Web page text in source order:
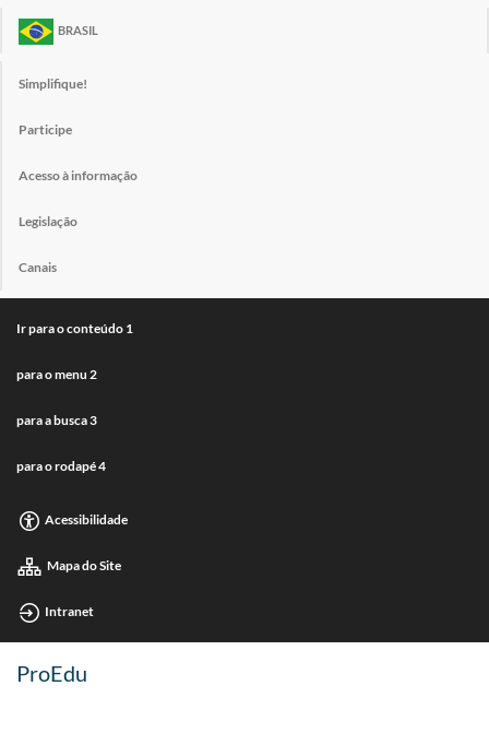
BRASIL
Simplifique!
Participe
Acesso à informação
Legislação
Canais
Ir para o conteúdo 1
para o menu 2
para a busca3
para o rodapé4
Acessibilidade
Mapa do Site
Intranet
ProEdu